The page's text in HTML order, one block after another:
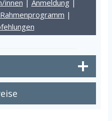
innen | Anmeldung|
Rahmenprogramm |